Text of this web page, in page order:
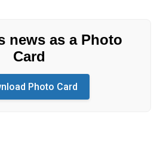
news as a Photo
Card
Photo Card